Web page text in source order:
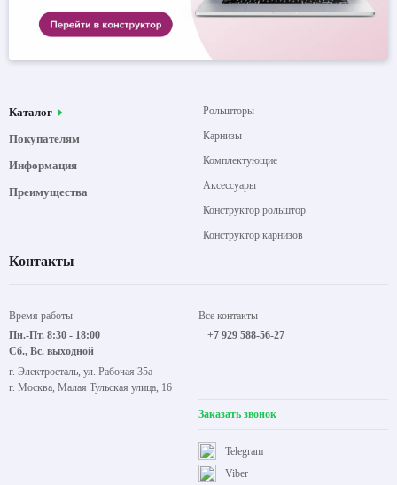
Каталог
Покупателям
Информация
Преимущества
Рольшторы
Карнизы
Комплектующие
Аксессуары
Конструктор рольштор
Конструктор карнизов
Контакты
Время работы
Пн.-Пт. 8:30 - 18:00
Сб., Вс. выходной
г. Электросталь, ул. Рабочая 35а
г. Москва, Малая Тульская улица, 16
Все контакты
+7 929 588-56-27
Заказать звонок
Viber
Telegram